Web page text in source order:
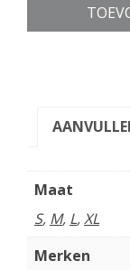
Maat
S, M, L,XL
Merken